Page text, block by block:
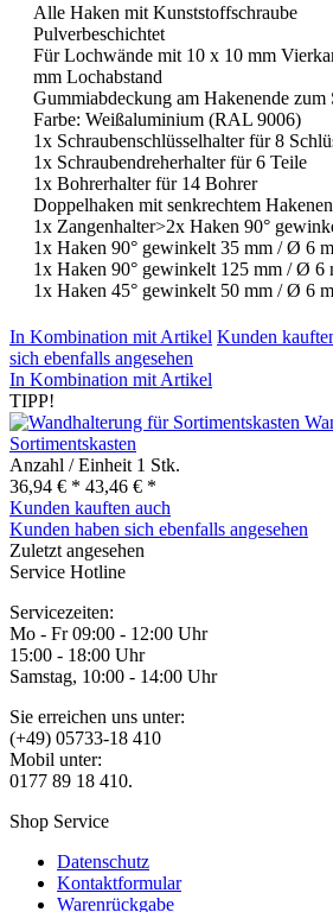
Alle Haken mit Kunststoffschraube
Pulverbeschichtet
Für Lochwände mit 10 x 10 mm
mm Lochabstand
Gummiabdeckung am Hakenende zum
Farbe: Weißaluminium (RAL 9006)
1x Schraubenschlüsselhalter für 8
1x Schraubendreherhalter für 6 Teile
1x Bohrerhalter für 14 Bohrer
Doppelhaken mit senkrechtem
1x Zangenhalter>2x Haken 90°
1x Haken 90° gewinkelt 35 mm / Ø 6
1x Haken 90° gewinkelt 125 mm / Ø 6
1x Haken 45° gewinkelt 50 mm / Ø 6
In Kombination mit Artikel Kunden
sich ebenfalls angesehen
In Kombination mit Artikel
TIPP!
Sortimentskasten
Anzahl / Einheit 1 Stk.
36,94 € * 43,46 € *
Kunden kauften auch
Kunden haben sich ebenfalls angesehen
Zuletzt angesehen
Service Hotline
Servicezeiten:
Mo - Fr 09:00 - 12:00 Uhr
15:00 - 18:00 Uhr
Samstag, 10:00 - 14:00 Uhr
Sie erreichen uns unter:
(+49) 05733-18 410
Mobil unter:
0177 89 18 410.
Shop Service
Datenschutz
Kontaktformular
Warenrückgabe